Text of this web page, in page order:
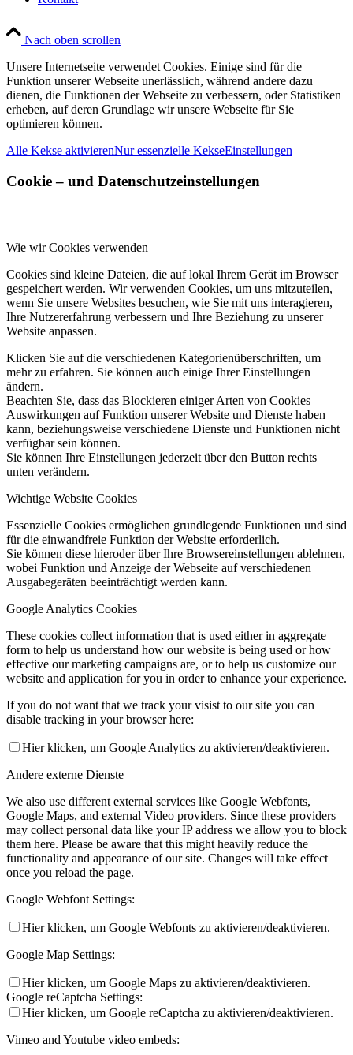
Nach oben scrollen
Unsere Internetseite verwendet Cookies. Einige sind für die
Funktion unserer Webseite unerlässlich, während andere dazu
dienen, die Funktionen der Webseite zu verbessern, oder Statistiken
erheben, auf deren Grundlage wir unsere Webseite für Sie
optimieren können.
Alle Kekse aktivierenNur essenzielle KekseEinstellungen
Cookie – und Datenschutzeinstellungen
Wie wir Cookies verwenden
Cookies sind kleine Dateien, die auf lokal Ihrem Gerät im Browser
gespeichert werden. Wir verwenden Cookies, um uns mitzuteilen,
wenn Sie unsere Websites besuchen, wie Sie mit uns interagieren,
Ihre Nutzererfahrung verbessern und Ihre Beziehung zu unserer
Website anpassen.
Klicken Sie auf die verschiedenen Kategorienüberschriften, um
mehr zu erfahren. Sie können auch einige Ihrer Einstellungen
ändern.
Beachten Sie, dass das Blockieren einiger Arten von Cookies
Auswirkungen auf Funktion unserer Website und Dienste haben
kann, beziehungsweise verschiedene Dienste und Funktionen nicht
verfügbar sein können.
Sie können Ihre Einstellungen jederzeit über den Button rechts
unten verändern.
Wichtige Website Cookies
Essenzielle Cookies ermöglichen grundlegende Funktionen und sind
für die einwandfreie Funktion der Website erforderlich.
Sie können diese hieroder über Ihre Browsereinstellungen ablehnen,
wobei Funktion und Anzeige der Webseite auf verschiedenen
Ausgabegeräten beeinträchtigt werden kann.
Google Analytics Cookies
These cookies collect information that is used either in aggregate
form to help us understand how our website is being used or how
effective our marketing campaigns are, or to help us customize our
website and application for you in order to enhance your experience.
If you do not want that we track your visist to our site you can
disable tracking in your browser here:
Hier klicken, um Google Analytics zu aktivieren/deaktivieren.
Andere externe Dienste
We also use different external services like Google Webfonts,
Google Maps, and external Video providers. Since these providers
may collect personal data like your IP address we allow you to block
them here. Please be aware that this might heavily reduce the
functionality and appearance of our site. Changes will take effect
once you reload the page.
Google Webfont Settings:
Hier klicken, um Google Webfonts zu aktivieren/deaktivieren.
Google Map Settings:
Hier klicken, um Google Maps zu aktivieren/deaktivieren.
Google reCaptcha Settings:
Hier klicken, um Google reCaptcha zu aktivieren/deaktivieren.
Vimeo and Youtube video embeds: